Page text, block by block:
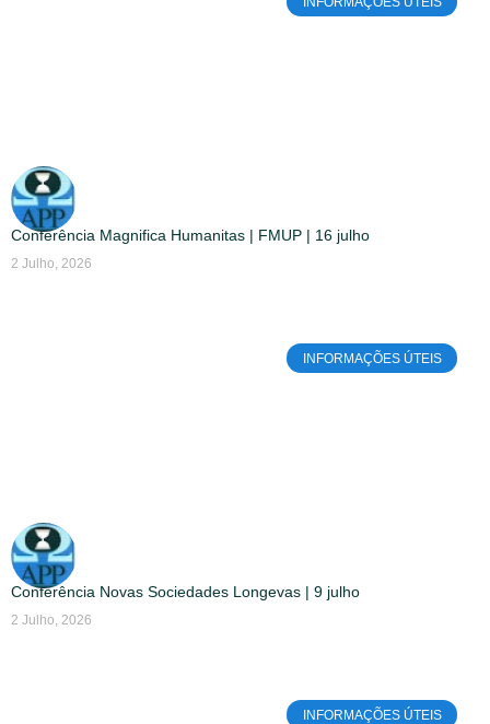
Conferência Magnifica Humanitas | FMUP | 16 julho
2 Julho, 2026
INFORMAÇÕES ÚTEIS
Conferência Novas Sociedades Longevas | 9 julho
2 Julho, 2026
INFORMAÇÕES ÚTEIS